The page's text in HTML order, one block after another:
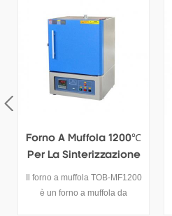
Forno A Muffola 1200℃
Per La Sinterizzazione
Dei Materiali
Il forno a muffola TOB-MF1200
è un forno a muffola da